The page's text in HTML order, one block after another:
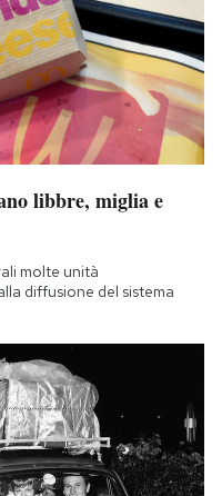
libbre, miglia e
molte unità
diffusione del sistema